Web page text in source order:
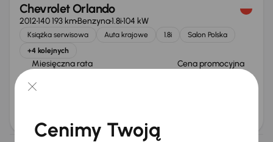
Chevrolet Orlando
2012140 193 kmBenzyna1.8i104 kW
Książka serwisowa Auta krajowe 1.8i
Salon Polska
+4 kolejnych
Miesięczna rata Cena promocyjna
Cenimy Twoją